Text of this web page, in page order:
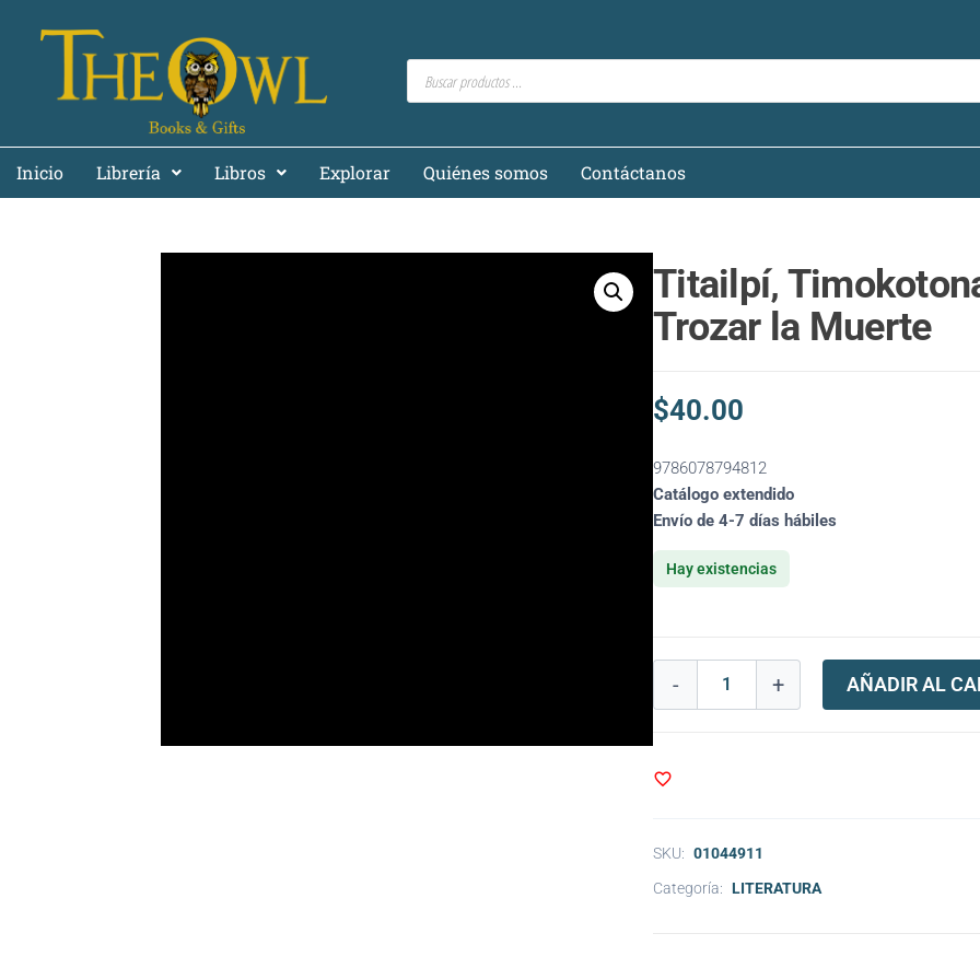
Inicio Librería Libros Explorar Quiénes somos Contáctanos
Titailpí‚
Trozar la Muerte
$40.00
9786078794812
Catálogo extendido
Envío de 4-7 días hábiles
Hay existencias
- + AÑADIR AL
SKU: 01044911
Categoría: LITERATURA